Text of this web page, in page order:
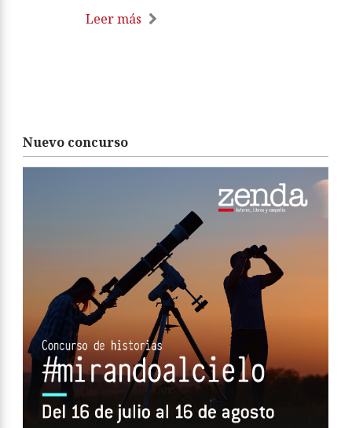
Leer más
Nuevo concurso